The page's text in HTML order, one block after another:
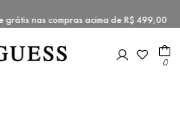
nas compras acima de R$
0